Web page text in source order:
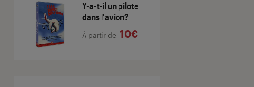
Y-a-t-il un pilote
dans l'avion?
À partir de 10€